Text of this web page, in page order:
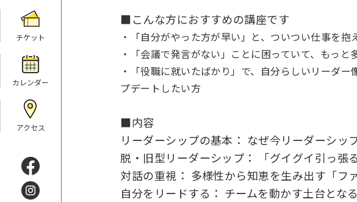
チケット
カレンダー
アクセス
■こんな方におすすめの講座です
・「自分がやった方が早い」と、ついつい仕事を抱
・「会議で発言がない」ことに困っていて、もっ
・「役職に就いたばかり」で、自分らしいリーダ
プデートしたい方
■内容
リーダーシップの基本： なぜ今リーダーシッ
脱・旧型リーダーシップ： 「グイグイ引っ張
対話の重視： 多様性から知恵を生み出す「フ
自分をリードする： チームを動かす土台とな